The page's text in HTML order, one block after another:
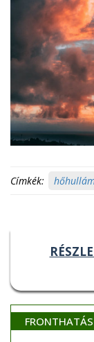
Címkék:
FRONTHATÁS